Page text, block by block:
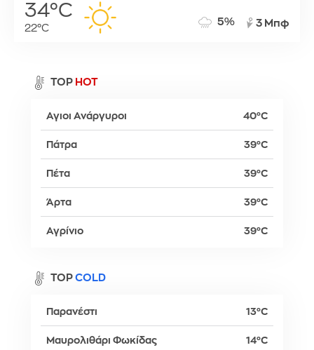
34°C
22°C
5% 3 Μπφ
TOP HOT
Αγιοι Ανάργυροι 40°C
Πάτρα 39°C
Πέτα 39°C
Άρτα 39°C
Αγρίνιο 39°C
TOP COLD
Παρανέστι 13°C
Μαυρολιθάρι Φωκίδας 14°C